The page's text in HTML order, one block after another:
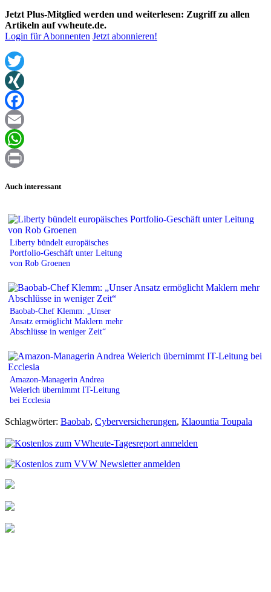
Jetzt Plus-Mitglied werden und weiterlesen: Zugriff zu allen
Artikeln auf vwheute.de.
Login für Abonnenten Jetzt abonnieren!
Twitter
XING
Facebook
Email
WhatsApp
Auch interessant
Liberty bündelt europäisches
Portfolio-Geschäft unter Leitung
von Rob Groenen
Baobab-Chef Klemm: „Unser
Ansatz ermöglicht Maklern mehr
Abschlüsse in weniger Zeit“
Amazon-Managerin Andrea
Weierich übernimmt IT-Leitung
bei Ecclesia
Schlagwörter: Baobab, Cyberversicherungen, Klaountia Toupala